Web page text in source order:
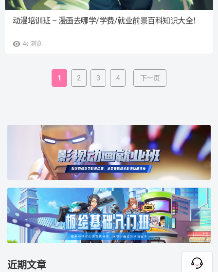
4k 浏览
动漫培训班 – 漫画去哪学/学费/就业前景百科知识大全！
1 2 3 4 下一页
近期文章